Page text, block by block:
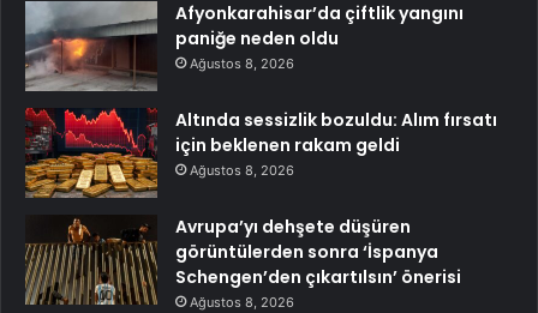
Afyonkarahisar’da çiftlik yangını
paniğe neden oldu
Ağustos 8, 2026
Altında sessizlik bozuldu: Alım fırsatı
için beklenen rakam geldi
Ağustos 8, 2026
Avrupa’yı dehşete düşüren
görüntülerden sonra ‘İspanya
Schengen’den çıkartılsın’ önerisi
Ağustos 8, 2026